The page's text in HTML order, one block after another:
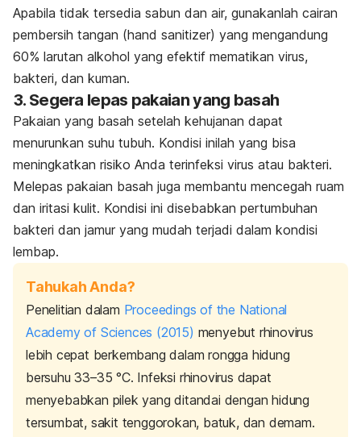
Apabila tidak tersedia sabun dan air, gunakanlah cairan
pembersih tangan (hand sanitizer) yang mengandung
60% larutan alkohol yang efektif mematikan virus,
bakteri, dan kuman.
3. Segera lepas pakaian yang basah
Pakaian yang basah setelah kehujanan dapat
menurunkan suhu tubuh. Kondisi inilah yang bisa
meningkatkan risiko Anda terinfeksi virus atau bakteri.
Melepas pakaian basah juga membantu mencegah ruam
dan iritasi kulit. Kondisi ini disebabkan pertumbuhan
bakteri dan jamur yang mudah terjadi dalam kondisi
lembap.
Tahukah Anda?
Penelitian dalam Proceedings of the National
Academy of Sciences (2015) menyebut rhinovirus
lebih cepat berkembang dalam rongga hidung
bersuhu 33–35 °C. Infeksi rhinovirus dapat
menyebabkan pilek yang ditandai dengan hidung
tersumbat, sakit tenggorokan, batuk, dan demam.